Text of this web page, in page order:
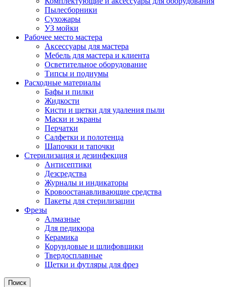
Пылесборники
Сухожары
УЗ мойки
Рабочее место мастера
Аксессуары для мастера
Мебель для мастера и клиента
Осветительное оборудование
Типсы и подиумы
Расходные материалы
Бафы и пилки
Жидкости
Кисти и щетки для удаления пыли
Маски и экраны
Перчатки
Салфетки и полотенца
Шапочки и тапочки
Стерилизация и дезинфекция
Антисептики
Дезсредства
Журналы и индикаторы
Кровоостанавливающие средства
Пакеты для стерилизации
Фрезы
Алмазные
Для педикюра
Керамика
Корундовые и шлифовщики
Твердосплавные
Щетки и футляры для фрез
Поиск